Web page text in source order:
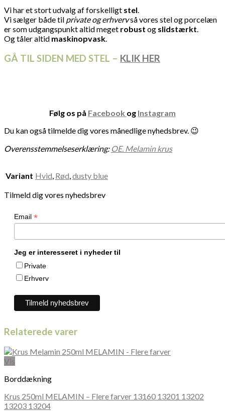
Vi har et stort udvalg af forskelligt stel.
Vi sælger både til private og erhvervså vores stel og porcelæn
er som udgangspunkt altid meget robust og slidstærkt.
Og tåler altid maskinopvask.
GÅ TIL SIDEN MED STEL – KLIK HER
Følg os på Facebook og Instagram
Du kan også tilmelde dig vores månedlige nyhedsbrev. 😉
Overensstemmelseserklæring: OE. Melamin krus
Variant Hvid, Rød,dusty blue
Tilmeld dig vores nyhedsbrev
Email *
Jeg er interesseret i nyheder til
Private
Erhverv
Relaterede varer
Vis
Borddækning
Krus 250ml MELAMIN – Flere farver 13160 13201 13202
13203 13204